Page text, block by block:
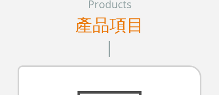
Products
產品項目
|